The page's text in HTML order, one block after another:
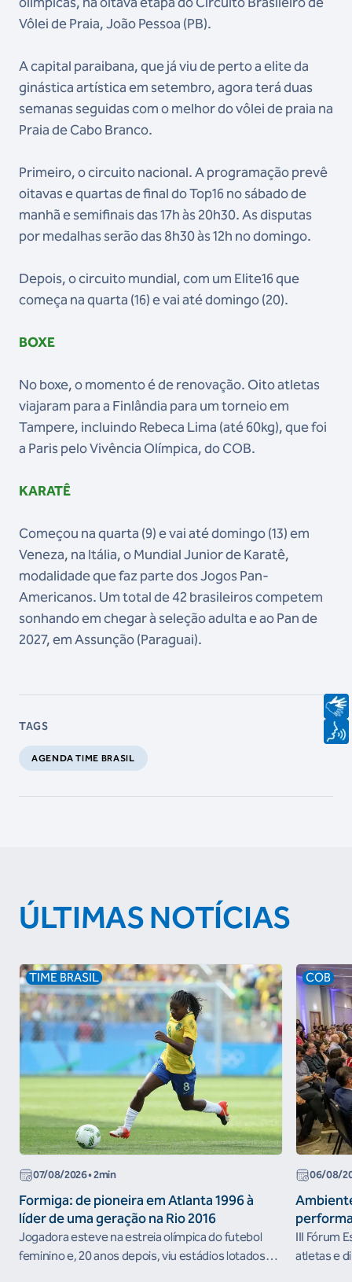
Vôlei de Praia, João Pessoa (PB).
A capital paraibana, que já viu de perto a elite da
ginástica artística em setembro, agora terá duas
semanas seguidas com o melhor do vôlei de praia na
Praia de Cabo Branco.
Primeiro, o circuito nacional. A programação prevê
oitavas e quartas de final do Top16 no sábado de
manhã e semifinais das 17h às 20h30. As disputas
por medalhas serão das 8h30 às 12h no domingo.
Depois, o circuito mundial, com um Elite16 que
começa na quarta (16) e vai até domingo (20).
BOXE
No boxe, o momento é de renovação. Oito atletas
viajaram para a Finlândia para um torneio em
Tampere, incluindo Rebeca Lima (até 60kg), que foi
a Paris pelo Vivência Olímpica, do COB.
KARATÊ
Começou na quarta (9) e vai até domingo (13) em
Veneza, na Itália, o Mundial Junior de Karatê,
modalidade que faz parte dos Jogos Pan-
Americanos. Um total de 42 brasileiros competem
sonhando em chegar à seleção adulta e ao Pan de
2027, em Assunção (Paraguai).
TAGS
AGENDA TIME BRASIL
ÚLTIMAS NOTÍCIAS
TIME BRASIL
07/08/2026• 2min
Formiga: de pioneira em Atlanta 1996 à
líder de uma geração na Rio 2016
Jogadora esteve na estreia olímpica do futebol
feminino e, 20 anos depois, viu estádios lotados
COB
06/08/
III Fórum
atletas e